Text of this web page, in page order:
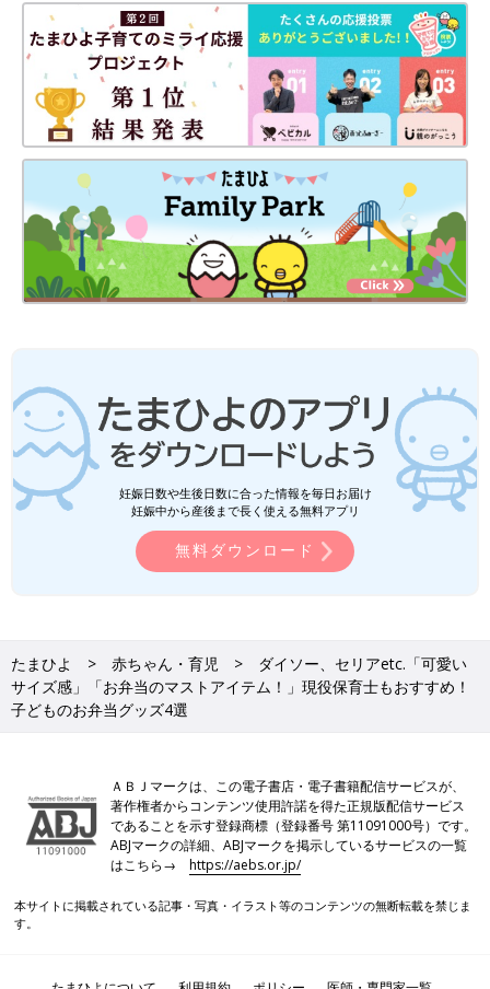
だけ。小さい子でも簡単に開け閉めできるのでおすすめです！
セリア「楽しすぎるぎギミックに大興
奮」「親子でテンション上がっちゃう」
大人気のおもちゃ5選
便利でおしゃれなアイテムがそろうことから、
SNSでも話題になることが多いセリア。今回は
そんなセリアの商品の中から、大人気のおもち
ゃをご紹介します。楽しそうなものばかりなの
で、ぜひチェックしてみてくださいね♪
子どもの食べやすさを意識してさらに楽しいお弁当
タイムを♪
今回は、子どものお弁当に便利なアイテムを紹介しました。普通
もが食べやすいようにしてあげると、さらにおいしく楽しくお弁
当を食べることができますよ！
(文・相葉)
相葉 摩美
保育一筋20数年。現在は小5・小1男児の子育てに奮闘しながら
パート保育士として小規模園に勤務し、かわいい乳児さんたちに
す！
●記事内容でご紹介している投稿、リンク先は、削除される場合
があります。あらかじめご了承ください。
キャンドゥ「これだけでハロウィン感が
出せる」「一目ぼれした」品切れ注意の
ハロウィングッズ4選
秋のイベントとしてもはや定番のハロウィン！
多いのではないでしょうか？そこで今回は、キ
妊娠日数や生後日数に合った情報を毎日お届け
妊娠中から産後まで長く使える無料アプリ
無料ダウンロード
たまひよ 赤ちゃん・育児
ダイソー、セリアetc.「可愛い
サイズ感」「お弁当のマストアイテム！」現役保育士もおすすめ！
子どものお弁当グッズ4選
ＡＢＪマークは、この電子書店・電子書籍配信サービスが、
著作権者からコンテンツ使用許諾を得た正規版配信サービス
であることを示す登録商標（登録番号 第11091000号）です。
ABJマークの詳細、ABJマークを掲示しているサービスの一覧
はこちら→https://aebs.or.jp/
本サイトに掲載されている記事・写真・イラスト等のコンテンツの無断転載を禁じま
す。